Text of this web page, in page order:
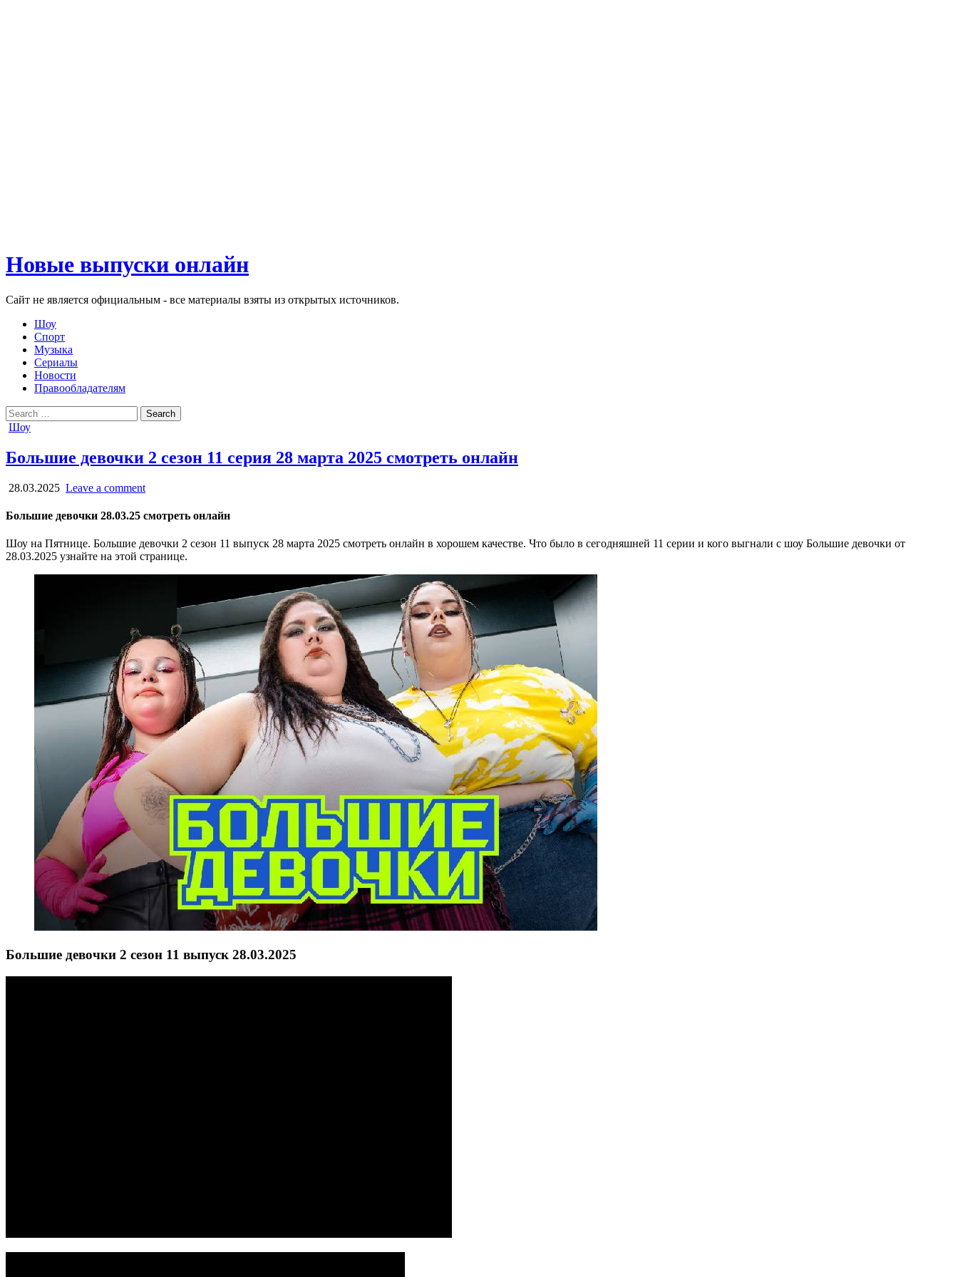
Новые выпуски онлайн
Сайт не является официальным - все материалы взяты из открытых источников.
Шоу
Спорт
Музыка
Сериалы
Новости
Правообладателям
Search
for:
Posted
Шоу
Большие девочки 2 сезон 11 серия 28 марта 2025 смотреть онлайн
28.03.2025 Leave a comment
Большие девочки 28.03.25 смотреть онлайн
Шоу на Пятнице. Большие девочки 2 сезон 11 выпуск 28 марта 2025 смотреть онлайн в хорошем качестве. Что было в сегодняшней 11 серии и кого выгнали с шоу Большие девочки от
28.03.2025 узнайте на этой странице.
Большие девочки 2 сезон 11 выпуск 28.03.2025